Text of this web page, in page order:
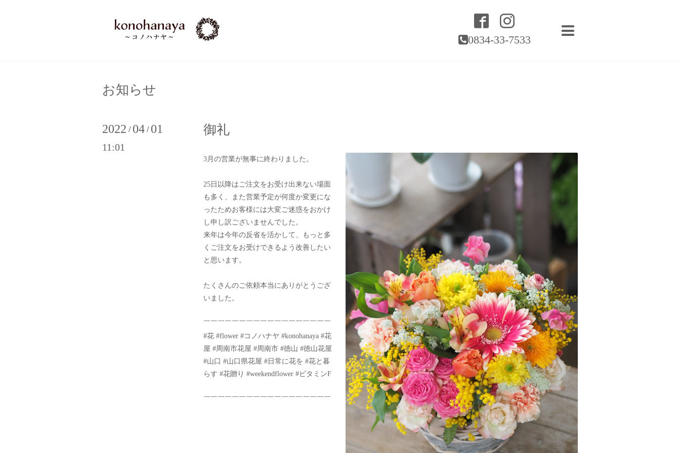
0834-33-7533
お知らせ
2022 / 04 / 01
11:01
御礼
3月の営業が無事に終わりました。
25日以降はご注文をお受け出来ない場面
も多く、また営業予定が何度か変更にな
ったためお客様には大変ご迷惑をおかけ
し申し訳ございませんでした。
来年は今年の反省を活かして、もっと多
くご注文をお受けできるよう改善したい
と思います。
たくさんのご依頼本当にありがとうござ
いました。
￣￣￣￣￣￣￣￣￣￣￣￣￣￣￣￣￣￣
#花 #flower #コノハナヤ #konohanaya #花
屋 #周南市花屋 #周南市 #徳山 #徳山花屋
#山口 #山口県花屋 #日常に花を #花と暮
らす #花贈り #weekendflower #ビタミンF
￣￣￣￣￣￣￣￣￣￣￣￣￣￣￣￣￣￣